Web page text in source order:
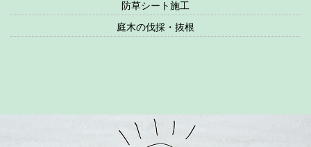
防草シート施工
庭木の伐採・抜根